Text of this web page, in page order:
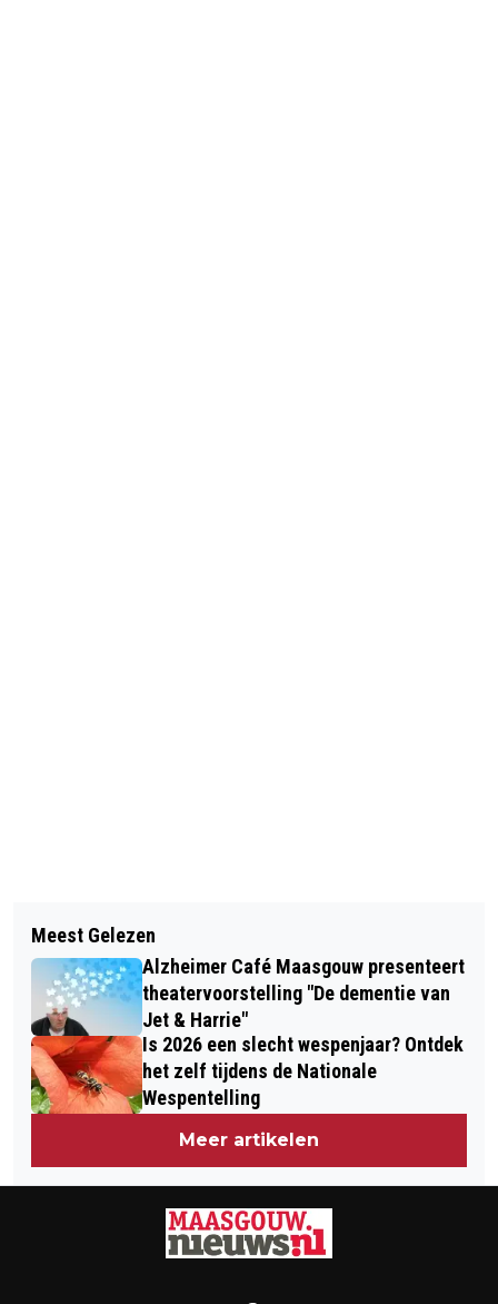
WINDPARKEN IN PEELREGIO
VERMINDEREN NACHTELIJKE HINDER
MET SLIM VERLICHTINGSSYSTEEM
EEN MIDDAG VOL MAGIE: BETOVERDE
STANDBEELDEN KOMEN MAGISCH
TOT LEVEN
Meest Gelezen
Alzheimer Café Maasgouw presenteert
theatervoorstelling "De dementie van
Jet & Harrie"
Is 2026 een slecht wespenjaar? Ontdek
het zelf tijdens de Nationale
Wespentelling
Meer artikelen